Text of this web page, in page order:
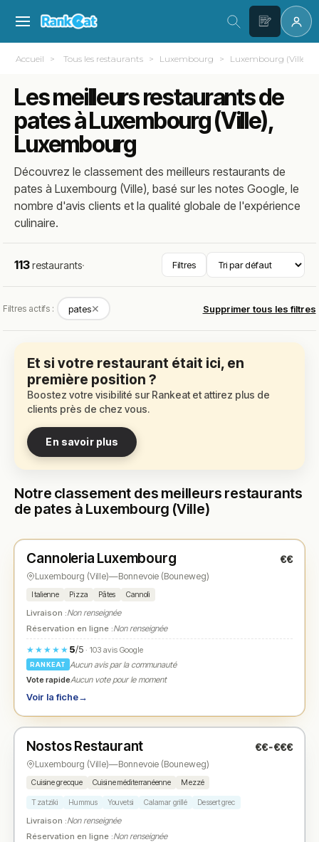
Accueil Tous les restaurants Luxembourg Luxembourg (Ville)
Les meilleurs restaurants de
pates à Luxembourg (Ville),
Luxembourg
Découvrez le classement des meilleurs restaurants de
pates à Luxembourg (Ville), basé sur les notes Google, le
nombre d'avis clients et la qualité globale de l'expérience
culinaire.
113restaurants· Filtres
Filtres actifs : pates✕ Supprimer tous les filtres
Et si votre restaurant était ici, en
première position ?
Boostez votre visibilité sur Rankeat et attirez plus de
clients près de chez vous.
En savoir plus
Notre classement des meilleurs restaurants
de pates à Luxembourg (Ville)
★ N° 1
Cannoleria Luxembourg €€
Luxembourg (Ville)—Bonnevoie (Bouneweg)
Italienne Pizza Pâtes Cannoli
Livraison :Non renseignée
Réservation en ligne :Non renseignée
★★★★★ 5/5· 103 avis Google
RANKEAT
Aucun avis par la communauté
Vote rapideAucun vote pour le moment
Voir la fiche→
★ N° 2
Nostos Restaurant €€-€€€
Luxembourg (Ville)—Bonnevoie (Bouneweg)
Cuisine grecque Cuisine méditerranéenne Mezzé
Tzatziki Hummus Youvetsi Calamar grillé Dessert grec
Livraison :Non renseignée
Réservation en ligne :Non renseignée